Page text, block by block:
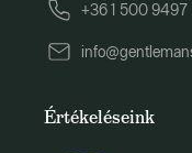
+36 1 500 9497
Értékeléseink